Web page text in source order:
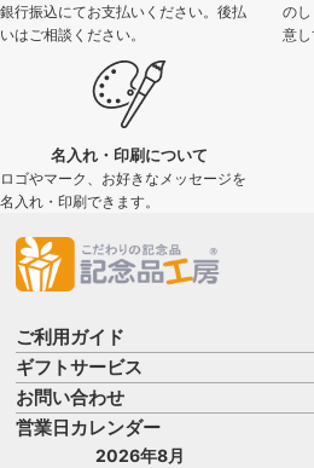
銀行振込にてお支払いください。後払
いはご相談ください。
の
意し
名入れ・印刷について
ロゴやマーク、お好きなメッセージを
名入れ・印刷できます。
ご利用ガイド
お買い物ガイド
よくある質問
はじめての記念品選び
記念品工房の使い方
ギフトサービス
名入れについて
のし
お問い合わせ
商品選びを相談する
名入れについて相談する
営業日カレンダー
2026年8月